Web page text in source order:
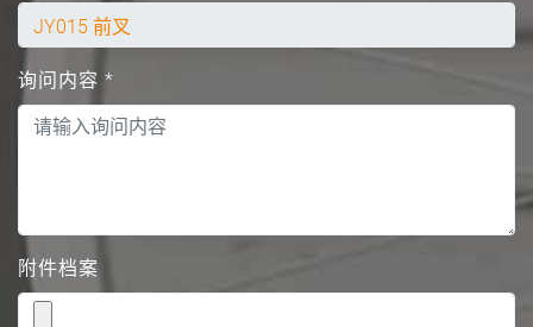
询问内容 *
附件档案